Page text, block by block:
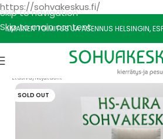
https://sohvakeskus.fi/
Skip to navigation
Skip to main content
ILMAINEN TOIMITUS JA ASENNUS HELSINGIN,
Etusivu/ Nojatuolit
SOLD OUT